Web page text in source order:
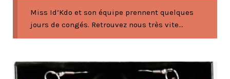
Miss Id’Kdo et son équipe prennent quelques
jours de congés. Retrouvez nous très vite...